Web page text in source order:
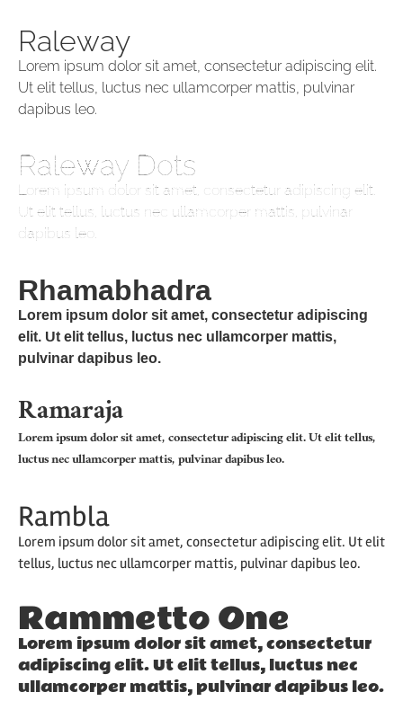
Raleway
Lorem ipsum dolor sit amet, consectetur adipiscing elit.
Ut elit tellus, luctus nec ullamcorper mattis, pulvinar
dapibus leo.
Raleway Dots
Lorem ipsum dolor sit amet, consectetur adipiscing elit.
Ut elit tellus, luctus nec ullamcorper mattis, pulvinar
dapibus leo.
Rhamabhadra
Lorem ipsum dolor sit amet, consectetur adipiscing
elit. Ut elit tellus, luctus nec ullamcorper mattis,
pulvinar dapibus leo.
Ramaraja
Lorem ipsum dolor sit amet, consectetur adipiscing elit. Ut elit tellus,
luctus nec ullamcorper mattis, pulvinar dapibus leo.
Rambla
Lorem ipsum dolor sit amet, consectetur adipiscing elit. Ut elit
tellus, luctus nec ullamcorper mattis, pulvinar dapibus leo.
Rammetto One
Lorem ipsum dolor sit amet, consectetur
adipiscing elit. Ut elit tellus, luctus nec
ullamcorper mattis, pulvinar dapibus leo.